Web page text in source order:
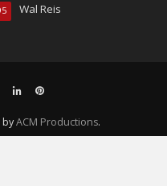
Wal Reis
byACM Productions.